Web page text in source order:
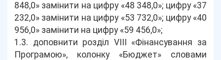
848,0» замінити на цифру «48 348,0»; цифру «37
232,0» замінити на цифру «53 732,0»; цифру «40
956,0» замінити на цифру «59 456,0»;
1.3. доповнити розділ VIII «Фінансування за
Програмою», колонку «Бюджет» словами